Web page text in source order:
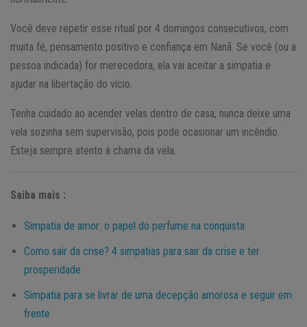
Você deve repetir esse ritual por 4 domingos consecutivos, com
muita fé, pensamento positivo e confiança em Nanã. Se você (ou a
pessoa indicada) for merecedora, ela vai aceitar a simpatia e
ajudar na libertação do vício.
Tenha cuidado ao acender velas dentro de casa, nunca deixe uma
vela sozinha sem supervisão, pois pode ocasionar um incêndio.
Esteja sempre atento à chama da vela.
Saiba mais :
Simpatia de amor: o papel do perfume na conquista
Como sair da crise? 4 simpatias para sair da crise e ter
prosperidade
Simpatia para se livrar de uma decepção amorosa e seguir em
frente